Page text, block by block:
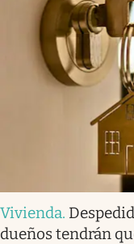
Vivienda.
dueños tendrán